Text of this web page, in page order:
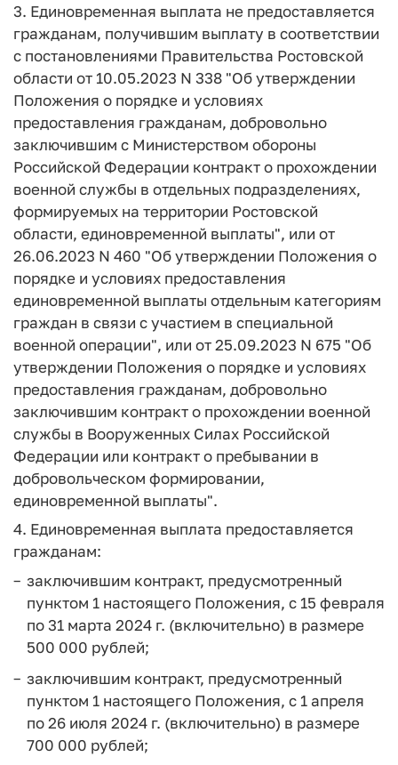
3. Единовременная выплата не предоставляется
гражданам, получившим выплату в соответствии
с постановлениями Правительства Ростовской
области от 10.05.2023 N 338 "Об утверждении
Положения о порядке и условиях
предоставления гражданам, добровольно
заключившим с Министерством обороны
Российской Федерации контракт о прохождении
военной службы в отдельных подразделениях,
формируемых на территории Ростовской
области, единовременной выплаты", или от
26.06.2023 N 460 "Об утверждении Положения о
порядке и условиях предоставления
единовременной выплаты отдельным категориям
граждан в связи с участием в специальной
военной операции", или от 25.09.2023 N 675 "Об
утверждении Положения о порядке и условиях
предоставления гражданам, добровольно
заключившим контракт о прохождении военной
службы в Вооруженных Силах Российской
Федерации или контракт о пребывании в
добровольческом формировании,
единовременной выплаты".
4. Единовременная выплата предоставляется
гражданам:
заключившим контракт, предусмотренный
пунктом 1 настоящего Положения, с 15 февраля
по 31 марта 2024 г. (включительно) в размере
500 000 рублей;
заключившим контракт, предусмотренный
пунктом 1 настоящего Положения, с 1 апреля
по 26 июля 2024 г. (включительно) в размере
700 000 рублей;